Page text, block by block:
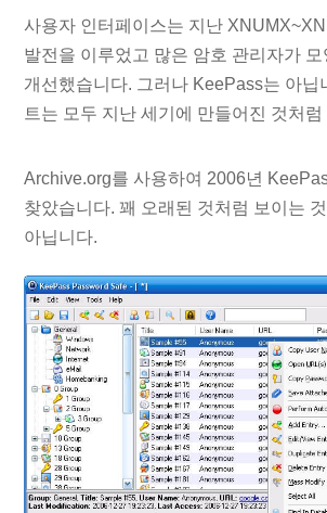
사용자 인터페이스는 지난
발전을 이루었고 많은 암호 관리자가 모
개선했습니다. 그러나 KeePass는 아닙
트는 모두 지난 세기에 만들어진 것처럼
Archive.org를 사용하여 2006년
찾았습니다. 꽤 오래된 것처럼 보이는
아닙니다.